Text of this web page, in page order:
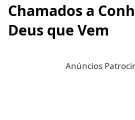
Chamados a
Deus que Vem
Anúncios